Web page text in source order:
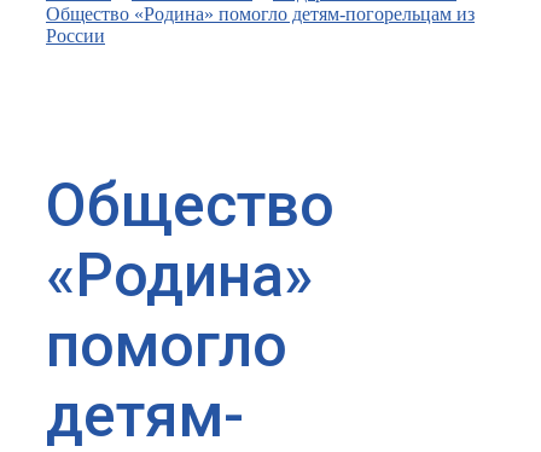
Общество «Родина» помогло детям-погорельцам из
России
Общество
«Родина»
помогло
детям-